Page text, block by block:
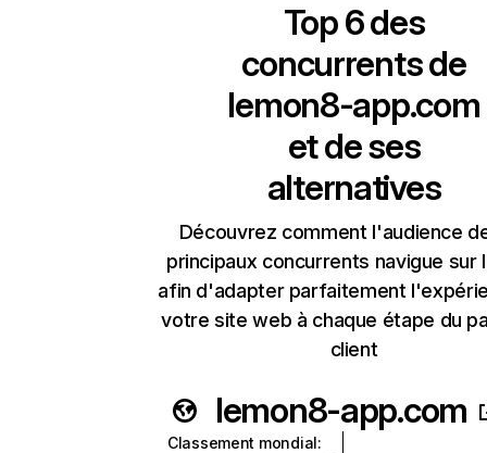
Top 6 des
concurrents de
lemon8-app.com
et de ses
alternatives
Découvrez comment l'audience
principaux concurrents navigue sur
afin d'adapter parfaitement
votre site web à chaque étape du
client
lemon8-app.com
Classement mondial: